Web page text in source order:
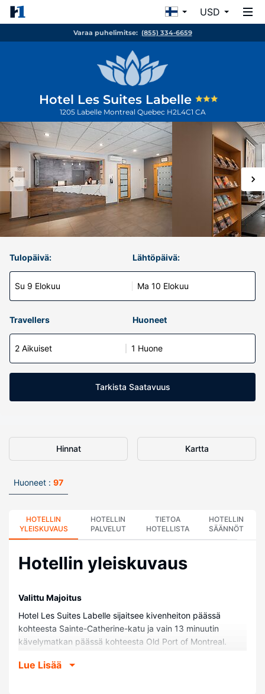
USD
Varaa puhelimitse: (855) 334-6659
Hotel Les Suites Labelle
1205 Labelle Montreal Quebec H2L4C1 CA
Tulopäivä:
Su 9 Elokuu
Lähtöpäivä:
Ma 10 Elokuu
Travellers Huoneet
2 Aikuiset 1 Huone
Tarkista Saatavuus
Hinnat Kartta
Huoneet : 97
HOTELLIN
YLEISKUVAUS
HOTELLIN
PALVELUT
TIETOA
HOTELLISTA
HOTELLIN
SÄÄNNÖT
Hotellin yleiskuvaus
Valittu Majoitus
Hotel Les Suites Labelle sijaitsee kivenheiton päässä
kohteesta Sainte-Catherine-katu ja vain 13 minuutin
kävelymatkan päässä kohteesta Old Port of Montreal.
Place des Arts -teatteri ja 1,2 km:n päässä kohteesta
Lue Lisää